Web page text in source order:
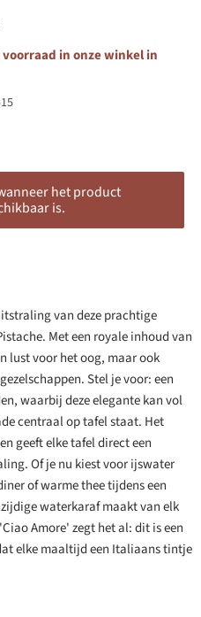
in onze winkel in
het product
is.
van deze prachtige
Met een royale inhoud van
lust voor het oog, maar ook
Stel je voor: een
waarbij deze elegante kan vol
centraal op tafel staat. Het
geeft elke tafel direct een
Of je nu kiest voor ijswater
of warme thee tijdens een
waterkaraf maakt van elk
Amore' zegt het al: dit is een
elke maaltijd een Italiaans tintje